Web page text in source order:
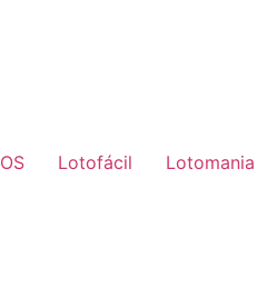
Lotofácil Lotomania